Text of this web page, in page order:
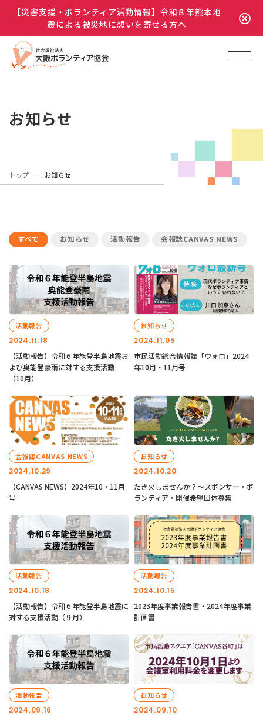
【災害支援・ボランティア活動情報】令和８年熊本地
震による被災地に想いを寄せる方へ
お知らせ
トップ お知らせ
すべて お知らせ 活動報告 会報誌CANVAS NEWS
2024.11.18
活動報告
【活動報告】令和６年能登半島地震お
よび奥能登豪雨に対する支援活動
（10月）
2024.11.05
お知らせ
市民活動総合情報誌「ウォロ」2024
年10月・11月号
2024.10.29
会報誌CANVAS NEWS
【CANVAS NEWS】2024年10・11月
号
2024.10.20
お知らせ
たき火しませんか？～スポンサー・ボ
ランティア・開催希望団体募集
2024.10.18
活動報告
【活動報告】令和６年能登半島地震に
対する支援活動（９月）
2024.10.15
活動報告
2023年度事業報告書・2024年度事業
計画書
2024.09.16
活動報告
2024.09.10
お知らせ